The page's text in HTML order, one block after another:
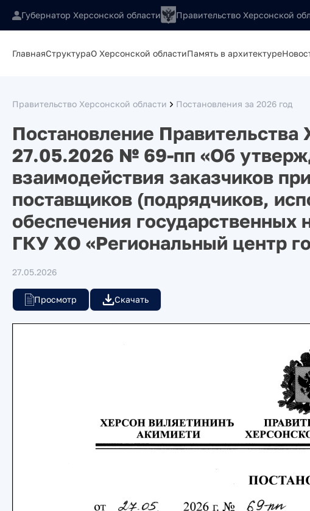
Губернатор Херсонской области Правительство Херсонской
ГлавнаяСтруктураО Херсонской областиПамять в архитектуре
Правительство Херсонской области Постановления за 2026 год
Постановление Правительства
27.05.2026 № 69-пп «Об
взаимодействия заказчиков
поставщиков (подрядчиков,
обеспечения государственных
ГКУ ХО «Региональный центр
27.05.2026
Просмотр Скачать